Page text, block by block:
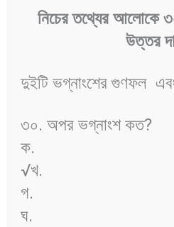
নিচের তথ্যের আলোকে
উত্তর
দুইটি ভগ্নাংশের গুণফল
৩০. অপর ভগ্নাংশ কত?
ক.
√খ.
গ.
ঘ.